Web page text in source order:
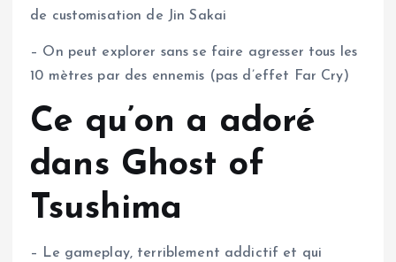
de customisation de Jin Sakai
– On peut explorer sans se faire agresser tous les
10 mètres par des ennemis (pas d’effet Far Cry)
Ce qu’on a adoré
dans Ghost of
Tsushima
– Le gameplay, terriblement addictif et qui